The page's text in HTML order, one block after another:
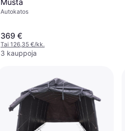
Musta
Autokatos
369 €
Tai 126,35 €/kk.
3 kauppoja